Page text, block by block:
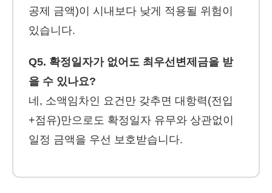
공제 금액)이 시내보다 낮게 적용될 위험이
있습니다.
Q5. 확정일자가 없어도 최우선변제금을 받
을 수 있나요?
네, 소액임차인 요건만 갖추면 대항력(전입
+점유)만으로도 확정일자 유무와 상관없이
일정 금액을 우선 보호받습니다.